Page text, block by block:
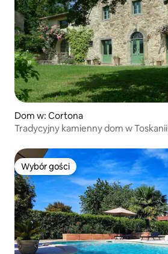
Dom w: Cortona
Tradycyjny kamienny dom w Toskanii
Wybór gości
Wybór gości